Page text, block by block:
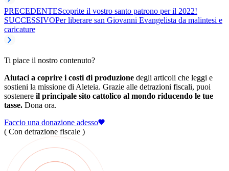
PRECEDENTEScoprite il vostro santo patrono per il 2022!
SUCCESSIVOPer liberare san Giovanni Evangelista da malintesi e
caricature
Ti piace il nostro contenuto?
Aiutaci a coprire i costi di produzione degli articoli che leggi e
sostieni la missione di Aleteia. Grazie alle detrazioni fiscali, puoi
sostenere il principale sito cattolico al mondo riducendo le tue
tasse. Dona ora.
Faccio una donazione adesso
( Con detrazione fiscale )